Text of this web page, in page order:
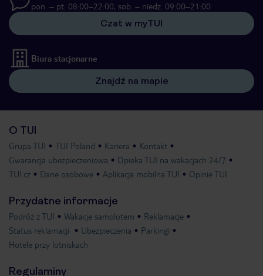
pon. – pt. 08:00–22:00, sob. – niedz. 09:00–21:00
Czat w myTUI
Biura stacjonarne
Znajdź na mapie
O TUI
Grupa TUI TUI Poland Kariera
Kontakt
Gwarancja ubezpieczeniowa
Opieka TUI na wakacjach 24/7
TUI.cz
Dane osobowe Aplikacja mobilna TUI Opinie TUI
Przydatne informacje
Podróż z TUI Wakacje samolotem
Reklamacje
Status reklamacji
Ubezpieczenia
Parkingi
Hotele przy lotniskach
Regulaminy